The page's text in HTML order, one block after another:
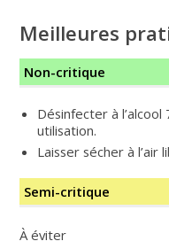
Meilleures
Non-critique
Désinfecter à
utilisation.
Laisser sécher à l’air
Semi-critique
À éviter